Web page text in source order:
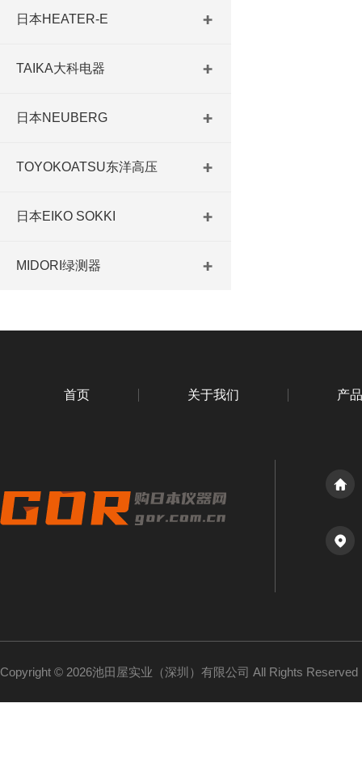
日本HEATER-E
TAIKA大科电器
日本NEUBERG
TOYOKOATSU东洋高压
日本EIKO SOKKI
MIDORI绿测器
首页 关于我们 产
Copyright © 2026池田屋实业（深圳）有限公司 All Rights